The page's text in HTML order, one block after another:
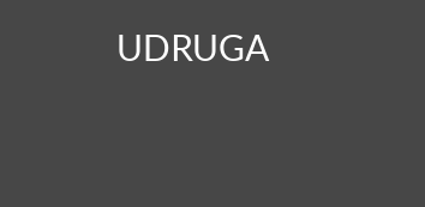
UDRUGA